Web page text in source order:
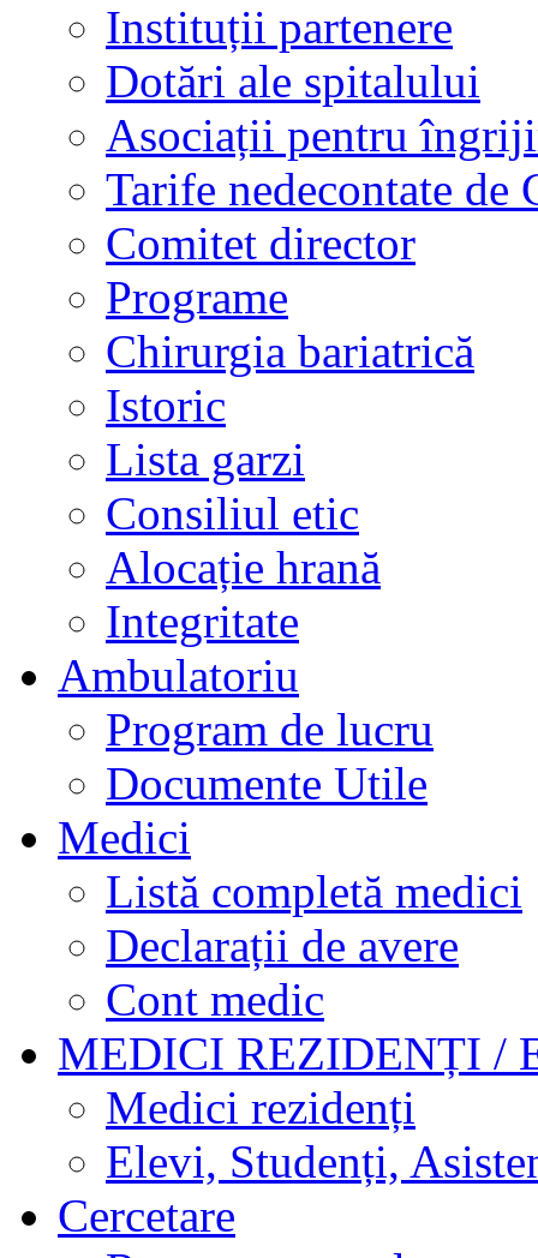
Instituții partenere
Dotări ale spitalului
Asociații pentru
Tarife nedecontate de
Comitet director
Programe
Chirurgia bariatrică
Istoric
Lista garzi
Consiliul etic
Alocație hrană
Integritate
Ambulatoriu
Program de lucru
Documente Utile
Medici
Listă completă medici
Declarații de avere
Cont medic
MEDICI REZIDENȚI /
Medici rezidenți
Elevi, Studenți,
Cercetare